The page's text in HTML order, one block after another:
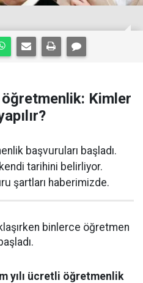
Kimler
başvuruları başladı.
tarihini belirliyor.
şartları haberimizde.
binlerce öğretmen
yılı ücretli öğretmenlik